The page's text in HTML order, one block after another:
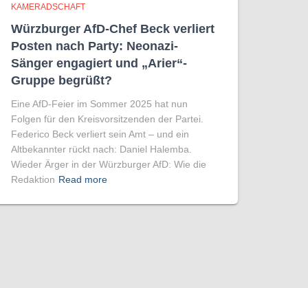
KAMERADSCHAFT
Würzburger AfD-Chef Beck verliert
Posten nach Party: Neonazi-
Sänger engagiert und „Arier“-
Gruppe begrüßt?
Eine AfD-Feier im Sommer 2025 hat nun
Folgen für den Kreisvorsitzenden der Partei.
Federico Beck verliert sein Amt – und ein
Altbekannter rückt nach: Daniel Halemba.
Wieder Ärger in der Würzburger AfD: Wie die
Redaktion Read more